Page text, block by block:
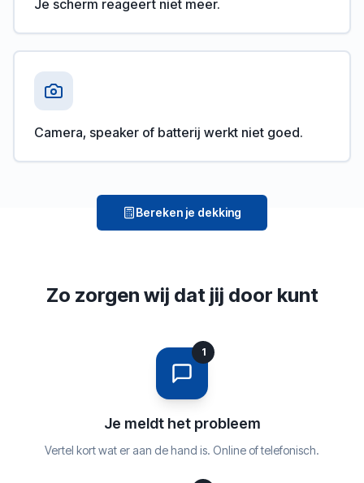
Je scherm reageert niet meer.
Camera, speaker of batterij werkt niet goed.
Bereken je dekking
Zo zorgen wij dat jij door kunt
1
Je meldt het probleem
Vertel kort wat er aan de hand is. Online of telefonisch.